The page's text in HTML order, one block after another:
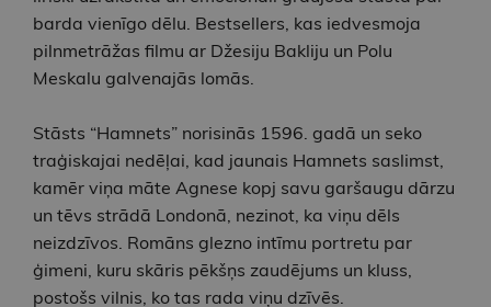
barda vienīgo dēlu. Bestsellers, kas iedvesmoja
pilnmetrāžas filmu ar Džesiju Bakliju un Polu
Meskalu galvenajās lomās.
Stāsts “Hamnets” norisinās 1596. gadā un seko
traģiskajai nedēļai, kad jaunais Hamnets saslimst,
kamēr viņa māte Agnese kopj savu garšaugu dārzu
un tēvs strādā Londonā, nezinot, ka viņu dēls
neizdzīvos. Romāns glezno intīmu portretu par
ģimeni, kuru skāris pēkšņs zaudējums un kluss,
postošs vilnis, ko tas rada viņu dzīvēs.